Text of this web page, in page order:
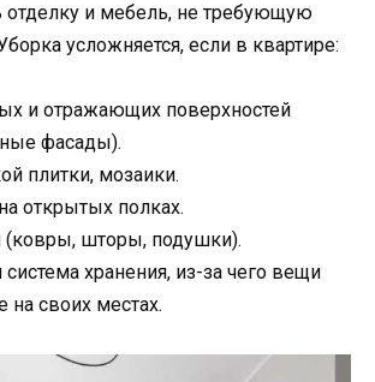
отделку и мебель, не требующую
усложняется, если в квартире:
и отражающих поверхностей
фасады).
плитки, мозаики.
открытых полках.
(ковры, шторы, подушки).
хранения, из-за чего вещи
на своих местах.